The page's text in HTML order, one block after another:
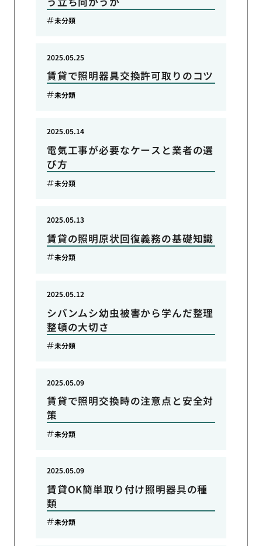
未分類
賃貸で照明器具交換許可取りのコツ
2025.05.25
未分類
電気工事が必要なケースと業者の選
び方
2025.05.14
未分類
賃貸の照明原状回復義務の基礎知識
2025.05.13
未分類
シバンムシ幼虫被害から学んだ整理
整頓の大切さ
2025.05.12
未分類
賃貸で照明交換時の注意点と安全対
策
2025.05.09
未分類
賃貸OK簡単取り付け照明器具の種
類
2025.05.09
未分類